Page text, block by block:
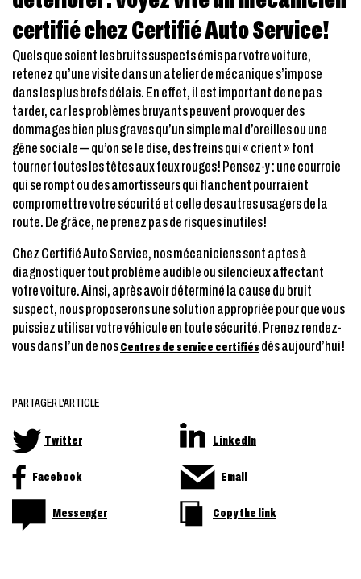
certifié chez Certifié Auto Service!
Quels que soient les bruits suspects émis par votre voiture,
retenez qu’une visite dans un atelier de mécanique s’impose
dans les plus brefs délais. En effet, il est important de ne pas
tarder, car les problèmes bruyants peuvent provoquer des
dommages bien plus graves qu’un simple mal d’oreilles ou une
gêne sociale — qu’on se le dise, des freins qui « crient » font
tourner toutes les têtes aux feux rouges! Pensez-y : une courroie
qui se rompt ou des amortisseurs qui flanchent pourraient
compromettre votre sécurité et celle des autres usagers de la
route. De grâce, ne prenez pas de risques inutiles!
Chez Certifié Auto Service, nos mécaniciens sont aptes à
diagnostiquer tout problème audible ou silencieux affectant
votre voiture. Ainsi, après avoir déterminé la cause du bruit
suspect, nous proposerons une solution appropriée pour que vous
puissiez utiliser votre véhicule en toute sécurité. Prenez rendez-
vous dans l’un de nosCentres de service certifiés dès aujourd’hui!
PARTAGER L'ARTICLE
Twitter LinkedIn
Facebook Email
Messenger Copy the link